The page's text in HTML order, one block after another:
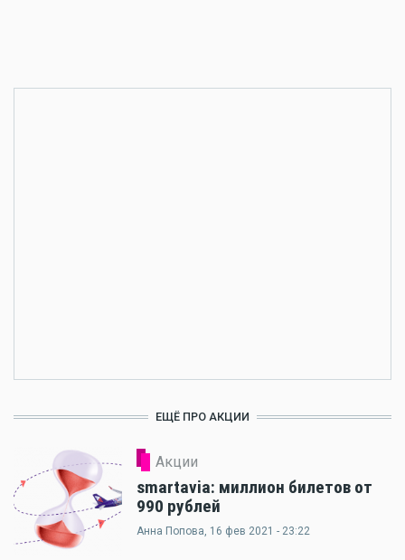
ЕЩЁ ПРО АКЦИИ
Акции
smartavia: миллион билетов от
990 рублей
Анна Попова, 16 фев 2021 - 23:22